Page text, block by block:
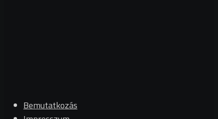
Bemutatkozás